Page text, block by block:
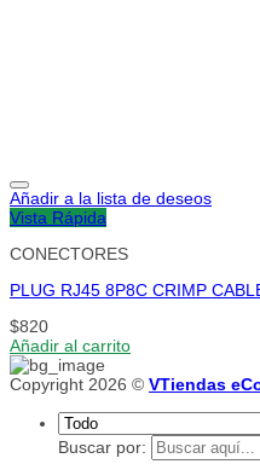
Añadir a la lista de deseos
Vista Rápida
CONECTORES
PLUG RJ45 8P8C CRIMP
$820
Añadir al carrito
Copyright 2026 © VTiendas
Buscar por: